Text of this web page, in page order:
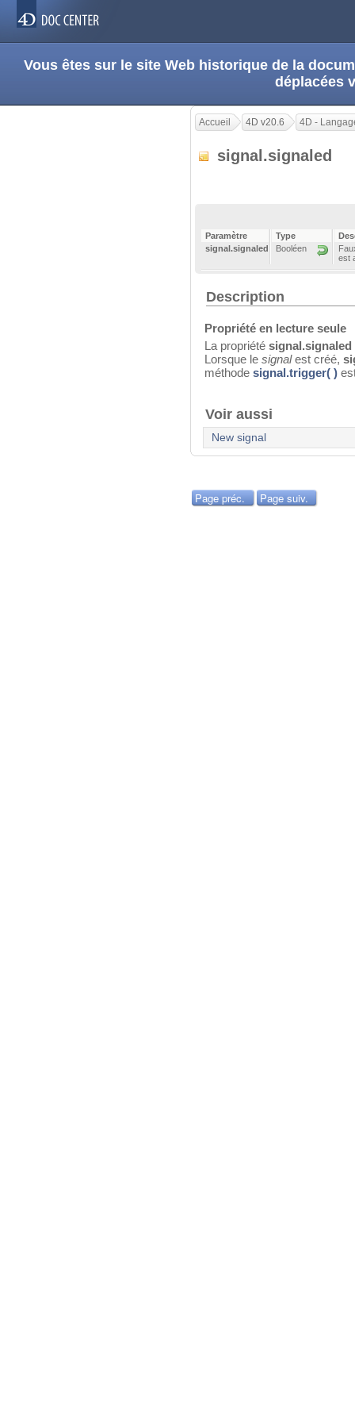
Vous êtes sur le site Web historique de la
déplacées
Accueil 4D v20.6 4D -
signal.signaled
Paramètre Type
signal.signaled
Booléen
est
Description
Propriété en lecture seule
La propriété signal.signaled
Lorsque le signalest créé,
méthode signal.trigger( )
Voir aussi
New signal
Page préc. Page suiv.